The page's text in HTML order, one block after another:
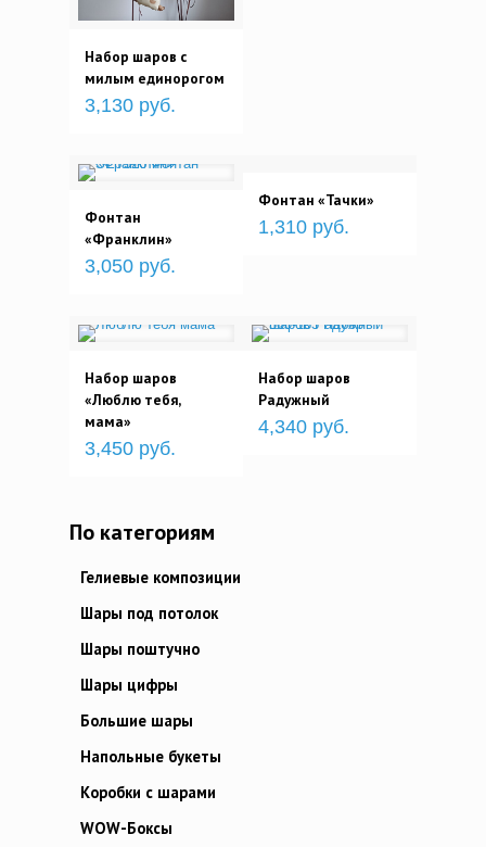
Набор шаров с
милым единорогом
3,130 руб.
Фонтан
«Франклин»
3,050 руб.
Фонтан «Тачки»
1,310 руб.
Набор шаров
«Люблю тебя,
мама»
3,450 руб.
Набор шаров
Радужный
4,340 руб.
По категориям
Гелиевые композиции
Шары под потолок
Шары поштучно
Шары цифры
Большие шары
Напольные букеты
Коробки с шарами
WOW-Боксы